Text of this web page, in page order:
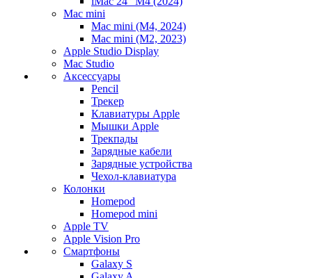
Mac mini
Mac mini (M4, 2024)
Mac mini (M2, 2023)
Apple Studio Display
Mac Studio
Аксессуары
Pencil
Трекер
Клавиатуры Apple
Мышки Apple
Трекпады
Зарядные кабели
Зарядные устройства
Чехол-клавиатура
Колонки
Homepod
Homepod mini
Apple TV
Apple Vision Pro
Смартфоны
Galaxy S